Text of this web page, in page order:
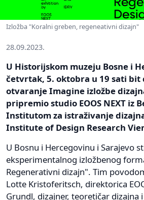
Izložba "Koralni greben, regeneativni dizajn"
28.09.2023.
U Historijskom muzeju Bosne i
četvrtak, 5. oktobra u 19 sati bit
otvaranje Imagine izložbe
pripremio studio EOOS NEXT iz
Institutom za istraživanje
Institute of Design Research
U Bosnu i Hercegovinu i Sarajevo
eksperimentalnog izložbenog
Regenerativni dizajn". Tim
Lotte Kristoferitsch, direktorica
Grundl, dizajner, teoretičar dizajna